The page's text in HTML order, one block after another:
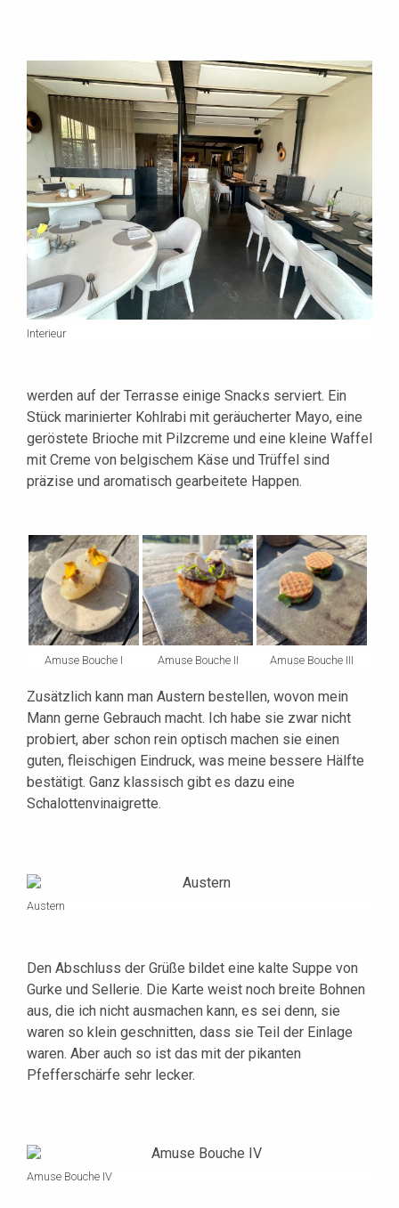
Interieur
werden auf der Terrasse einige Snacks serviert. Ein
Stück marinierter Kohlrabi mit geräucherter Mayo, eine
geröstete Brioche mit Pilzcreme und eine kleine Waffel
mit Creme von belgischem Käse und Trüffel sind
präzise und aromatisch gearbeitete Happen.
Amuse Bouche I Amuse Bouche II Amuse Bouche III
Zusätzlich kann man Austern bestellen, wovon mein
Mann gerne Gebrauch macht. Ich habe sie zwar nicht
probiert, aber schon rein optisch machen sie einen
guten, fleischigen Eindruck, was meine bessere Hälfte
bestätigt. Ganz klassisch gibt es dazu eine
Schalottenvinaigrette.
Austern
Den Abschluss der Grüße bildet eine kalte Suppe von
Gurke und Sellerie. Die Karte weist noch breite Bohnen
aus, die ich nicht ausmachen kann, es sei denn, sie
waren so klein geschnitten, dass sie Teil der Einlage
waren. Aber auch so ist das mit der pikanten
Pfefferschärfe sehr lecker.
Amuse Bouche IV